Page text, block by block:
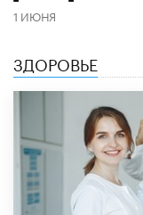
1 ИЮНЯ
ЗДОРОВЬЕ